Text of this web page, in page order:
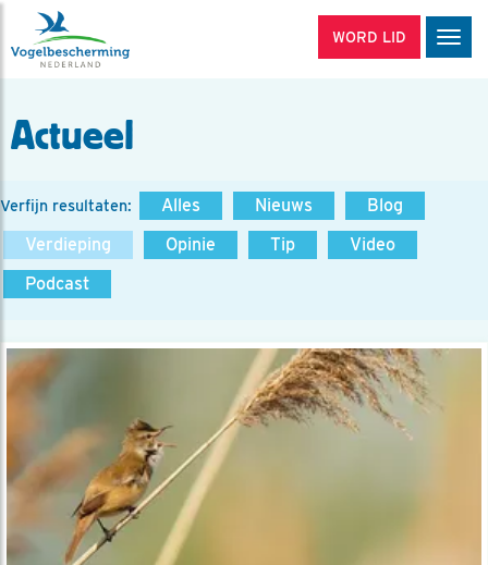
WORD LID
Actueel
Verfijn resultaten: Alles Nieuws
Blog
Verdieping
Opinie Tip
Video
Podcast